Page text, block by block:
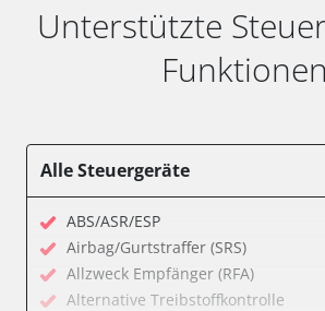
Unterstützte
Funktionen
Alle Steuergeräte
ABS/ASR/ESP
Airbag/Gurtstraffer (SRS)
Allzweck Empfänger (RFA)
Alternative Treibstoffkontrolle